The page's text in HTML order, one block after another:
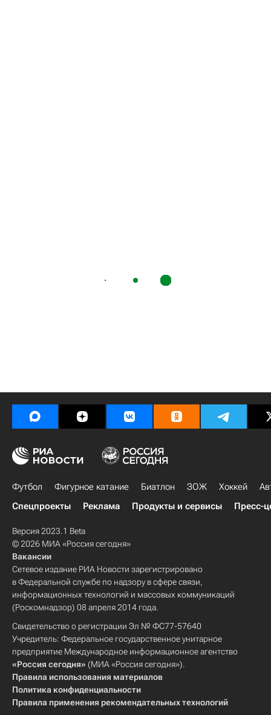
Футбол Фигурное катание Биатлон ЗОЖ Хоккей
Спецпроекты
Реклама Продукты и сервисы Пресс-
Версия 2023.1 Beta
© 2026 МИА «Россия сегодня»
Вакансии
Сетевое издание РИА Новости зарегистрировано
в Федеральной службе по надзору в сфере связи,
информационных технологий и массовых коммуникаций
(Роскомнадзор) 08 апреля 2014 года.
Свидетельство о регистрации Эл № ФС77-57640
Учредитель: Федеральное государственное унитарное
предприятие Международное информационное агентство
«Россия сегодня» (МИА «Россия сегодня»).
Правила использования материалов
Политика конфиденциальности
Правила применения рекомендательных технологий